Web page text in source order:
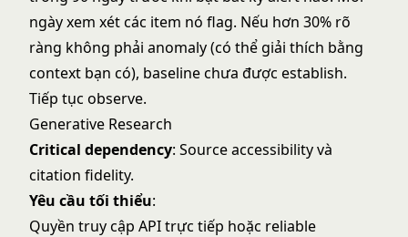
ngày xem xét các item nó flag. Nếu hơn 30% rõ
ràng không phải anomaly (có thể giải thích bằng
context bạn có), baseline chưa được establish.
Tiếp tục observe.
Generative Research
Critical dependency: Source accessibility và
citation fidelity.
Yêu cầu tối thiểu:
Quyền truy cập API trực tiếp hoặc reliable